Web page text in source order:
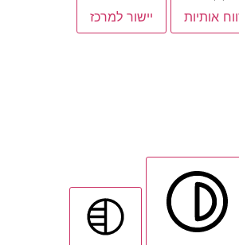
אותיות יישור למרכז